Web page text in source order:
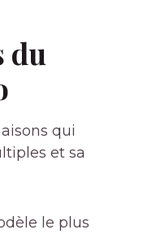
du
qui
et sa
le plus